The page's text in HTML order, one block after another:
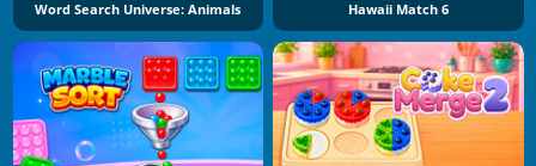
Word Search Universe: Animals Hawaii Match 6